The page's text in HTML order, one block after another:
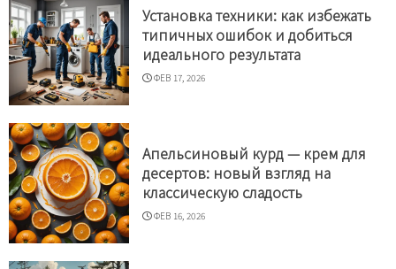
Установка техники: как избежать
типичных ошибок и добиться
идеального результата
ФЕВ 17, 2026
Апельсиновый курд — крем для
десертов: новый взгляд на
классическую сладость
ФЕВ 16, 2026